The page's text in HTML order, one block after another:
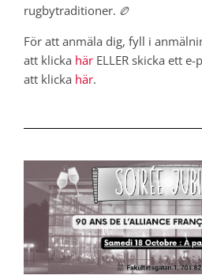
rugbytraditioner. 🏉
För att anmäla dig, fyll i
att klicka här ELLER skicka ett
att klicka här.